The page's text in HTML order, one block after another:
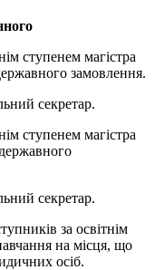
ступенем магістра
замовлення.
секретар.
ступенем магістра
секретар.
за освітнім
на місця, що
осіб.